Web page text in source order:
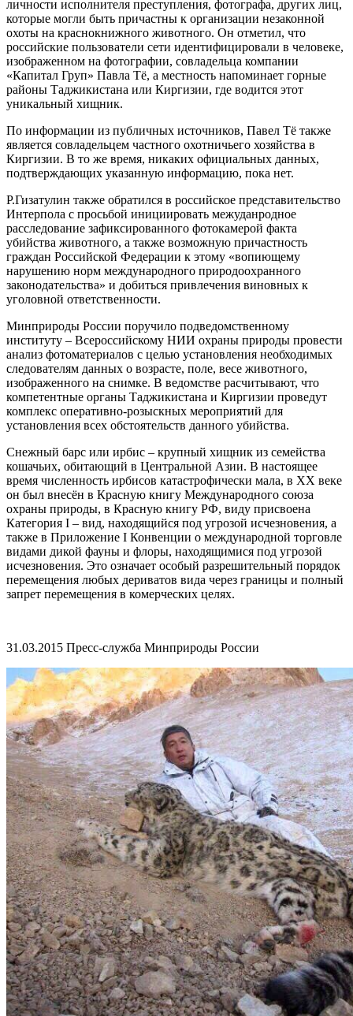
личности исполнителя преступления, фотографа, других лиц,
которые могли быть причастны к организации незаконной
охоты на краснокнижного животного. Он отметил, что
российские пользователи сети идентифицировали в человеке,
изображенном на фотографии, совладельца компании
«Капитал Груп» Павла Тё, а местность напоминает горные
районы Таджикистана или Киргизии, где водится этот
уникальный хищник.
По информации из публичных источников, Павел Тё также
является совладельцем частного охотничьего хозяйства в
Киргизии. В то же время, никаких официальных данных,
подтверждающих указанную информацию, пока нет.
Р.Гизатулин также обратился в российское представительство
Интерпола с просьбой инициировать межуданродное
расследование зафиксированного фотокамерой факта
убийства животного, а также возможную причастность
граждан Российской Федерации к этому «вопиющему
нарушению норм международного природоохранного
законодательства» и добиться привлечения виновных к
уголовной ответственности.
Минприроды России поручило подведомственному
институту – Всероссийскому НИИ охраны природы провести
анализ фотоматериалов с целью установления необходимых
следователям данных о возрасте, поле, весе животного,
изображенного на снимке. В ведомстве расчитывают, что
компетентные органы Таджикистана и Киргизии проведут
комплекс оперативно-розыскных мероприятий для
установления всех обстоятельств данного убийства.
Снежный барс или ирбис – крупный хищник из семейства
кошачьих, обитающий в Центральной Азии. В настоящее
время численность ирбисов катастрофически мала, в XX веке
он был внесён в Красную книгу Международного союза
охраны природы, в Красную книгу РФ, виду присвоена
Категория I – вид, находящийся под угрозой исчезновения, а
также в Приложение I Конвенции о международной торговле
видами дикой фауны и флоры, находящимися под угрозой
исчезновения. Это означает особый разрешительный порядок
перемещения любых дериватов вида через границы и полный
запрет перемещения в комерческих целях.
31.03.2015 Пресс-служба Минприроды России